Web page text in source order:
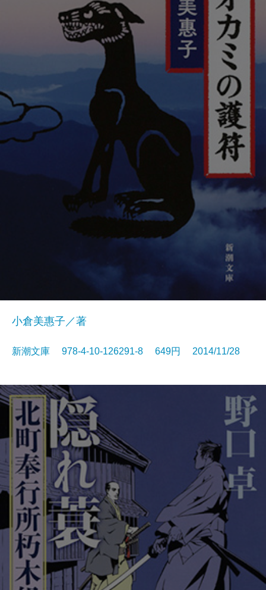
小倉美惠子／著
新潮文庫 978-4-10-126291-8 649円 2014/11/28